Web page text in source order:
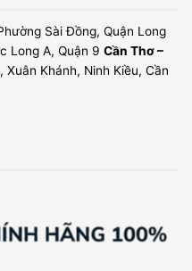
Sài Đồng, Quận Long
Long A, Quận 9 Cần Thơ –
Khánh, Ninh Kiều, Cần